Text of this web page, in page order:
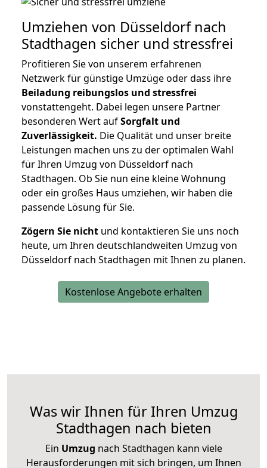
Umziehen von Düsseldorf nach
Stadthagen sicher und stressfrei
Profitieren Sie von unserem erfahrenen
Netzwerk für günstige Umzüge oder dass ihre
Beiladung reibungslos und stressfrei
vonstattengeht. Dabei legen unsere Partner
besonderen Wert aufSorgfalt und
Zuverlässigkeit. Die Qualität und unser breite
Leistungen machen uns zu der optimalen Wahl
für Ihren Umzug von Düsseldorf nach
Stadthagen. Ob Sie nun eine kleine Wohnung
oder ein großes Haus umziehen, wir haben die
passende Lösung für Sie.
Zögern Sie nicht und kontaktieren Sie uns noch
heute, um Ihren deutschlandweiten Umzug von
Düsseldorf nach Stadthagen mit Ihnen zu planen.
Kostenlose Angebote erhalten
Was wir Ihnen für Ihren Umzug
Stadthagen nach bieten
Ein Umzug nach Stadthagen kann viele
Herausforderungen mit sich bringen, um Ihnen